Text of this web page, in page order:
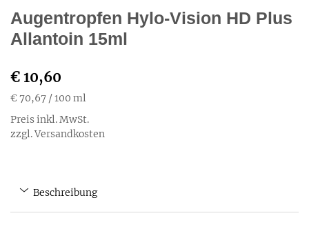
Augentropfen Hylo-Vision HD Plus
Allantoin 15ml
€ 10,60
€ 70,67 / 100 ml
Preis inkl. MwSt.
zzgl. Versandkosten
Beschreibung